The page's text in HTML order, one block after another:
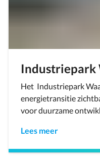
Industriepark
Het Industriepark
energietransitie
voor duurzame
Lees meer